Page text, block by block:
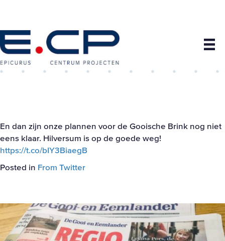
En dan zijn onze plannen voor de Gooische Brink nog niet
eens klaar. Hilversum is op de goede weg!
https://t.co/bIY3BiaegB
Posted in From Twitter